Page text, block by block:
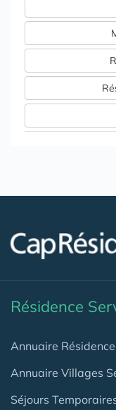
Résidence
Annuaire
Annuaire Villages
Séjours